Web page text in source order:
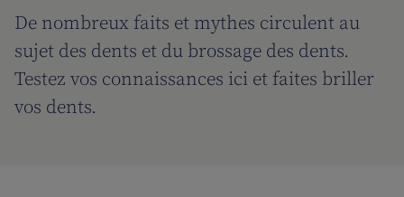
De nombreux faits et mythes circulent au
sujet des dents et du brossage des dents.
Testez vos connaissances ici et faites briller
vos dents.